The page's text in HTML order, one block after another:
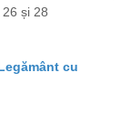
și 28
cu